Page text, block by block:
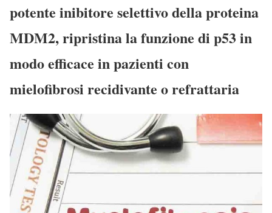
potente inibitore selettivo della proteina
MDM2, ripristina la funzione di p53 in
modo efficace in pazienti con
mielofibrosi recidivante o refrattaria